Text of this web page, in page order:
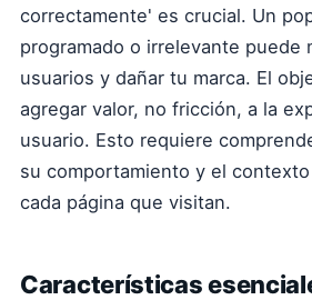
correctamente' es crucial. Un
programado o irrelevante puede
usuarios y dañar tu marca. El
agregar valor, no fricción, a la
usuario. Esto requiere
su comportamiento y el
cada página que visitan.
Características